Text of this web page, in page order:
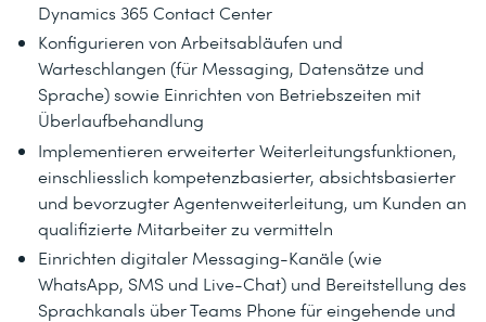
Dynamics 365 Contact Center
Konfigurieren von Arbeitsabläufen und
Warteschlangen (für Messaging, Datensätze und
Sprache) sowie Einrichten von Betriebszeiten mit
Überlaufbehandlung
Implementieren erweiterter Weiterleitungsfunktionen,
einschliesslich kompetenzbasierter, absichtsbasierter
und bevorzugter Agentenweiterleitung, um Kunden an
qualifizierte Mitarbeiter zu vermitteln
Einrichten digitaler Messaging-Kanäle (wie
WhatsApp, SMS und Live-Chat) und Bereitstellung des
Sprachkanals über Teams Phone für eingehende und